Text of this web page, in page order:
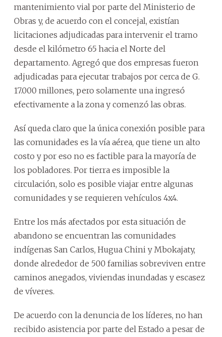
mantenimiento vial por parte del Ministerio de
Obras y, de acuerdo con el concejal, existían
licitaciones adjudicadas para intervenir el tramo
desde el kilómetro 65 hacia el Norte del
departamento. Agregó que dos empresas fueron
adjudicadas para ejecutar trabajos por cerca de G.
17.000 millones, pero solamente una ingresó
efectivamente a la zona y comenzó las obras.
Así queda claro que la única conexión posible para
las comunidades es la vía aérea, que tiene un alto
costo y por eso no es factible para la mayoría de
los pobladores. Por tierra es imposible la
circulación, solo es posible viajar entre algunas
comunidades y se requieren vehículos 4x4.
Entre los más afectados por esta situación de
abandono se encuentran las comunidades
indígenas San Carlos, Hugua Chini y Mbokajaty,
donde alrededor de 500 familias sobreviven entre
caminos anegados, viviendas inundadas y escasez
de víveres.
De acuerdo con la denuncia de los líderes, no han
recibido asistencia por parte del Estado a pesar de